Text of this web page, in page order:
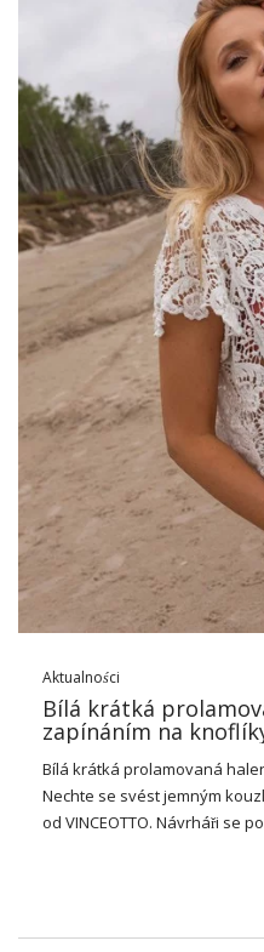
Módní dámské
pánského
Dámské bundy, které
this pracfirst trade on
módy na molech a ve
staly symbolem rovnosti žen
Designéři se více zabývají
a volné bundy, které jim
bundy, které rostly v
staly ikonstreetwear a haute
evoluce dala.Módní dámské
módním trendem v módě, …
Aktualności
Bílá krátká
zapínáním na
Bílá krátká prolamovaná
Nechte se svést jemným
od VINCEOTTO. Návrháři se